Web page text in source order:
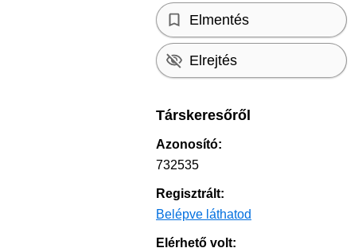
Elmentés
Elrejtés
Társkeresőről
Azonosító:
732535
Regisztrált:
Belépve láthatod
Elérhető volt: